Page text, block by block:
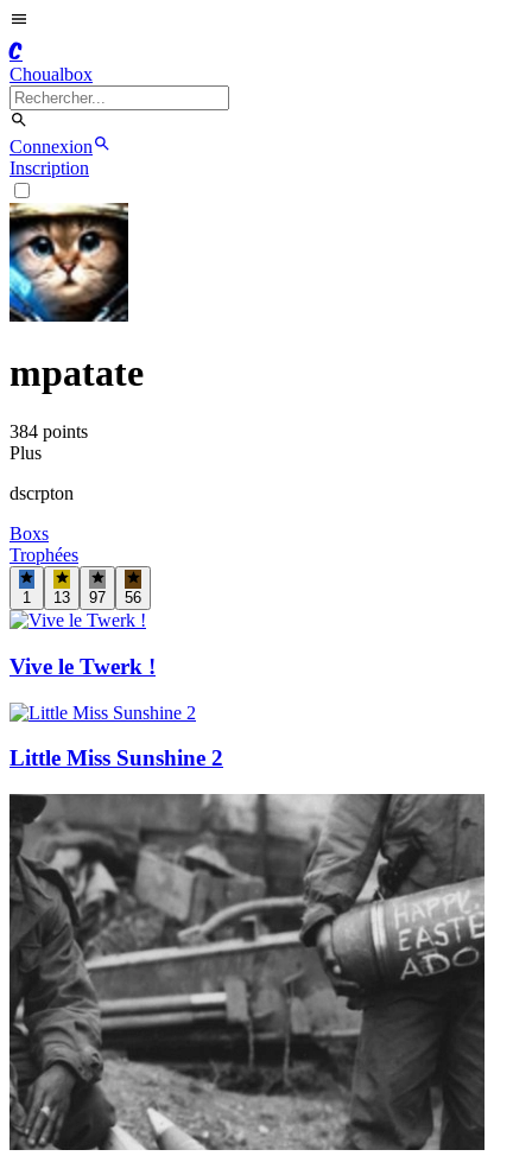
C
Choualbox
Connexion
Inscription
mpatate
384 points
Plus
dscrpton
Boxs
Trophées
1 13 97 56
Vive le Twerk !
Little Miss Sunshine 2